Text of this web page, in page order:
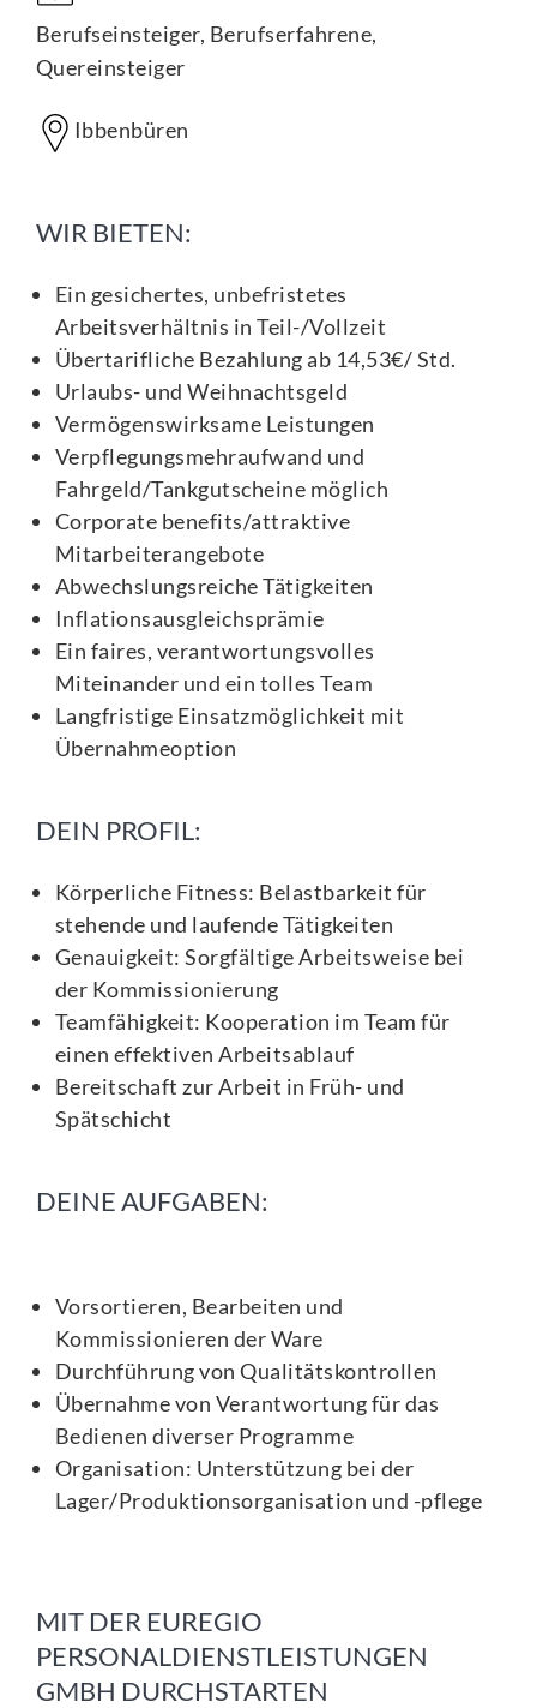
Berufseinsteiger, Berufserfahrene,
Quereinsteiger
Ibbenbüren
WIR BIETEN:
Ein gesichertes, unbefristetes
Arbeitsverhältnis in Teil-/Vollzeit
Übertarifliche Bezahlung ab 14,53€/ Std.
Urlaubs- und Weihnachtsgeld
Vermögenswirksame Leistungen
Verpflegungsmehraufwand und
Fahrgeld/Tankgutscheine möglich
Corporate benefits/attraktive
Mitarbeiterangebote
Abwechslungsreiche Tätigkeiten
Inflationsausgleichsprämie
Ein faires, verantwortungsvolles
Miteinander und ein tolles Team
Langfristige Einsatzmöglichkeit mit
Übernahmeoption
DEIN PROFIL:
Körperliche Fitness: Belastbarkeit für
stehende und laufende Tätigkeiten
Genauigkeit: Sorgfältige Arbeitsweise bei
der Kommissionierung
Teamfähigkeit: Kooperation im Team für
einen effektiven Arbeitsablauf
Bereitschaft zur Arbeit in Früh- und
Spätschicht
DEINE AUFGABEN:
Vorsortieren, Bearbeiten und
Kommissionieren der Ware
Durchführung von Qualitätskontrollen
Übernahme von Verantwortung für das
Bedienen diverser Programme
Organisation: Unterstützung bei der
Lager/Produktionsorganisation und -pflege
MIT DER EUREGIO
PERSONALDIENSTLEISTUNGEN
GMBH DURCHSTARTEN